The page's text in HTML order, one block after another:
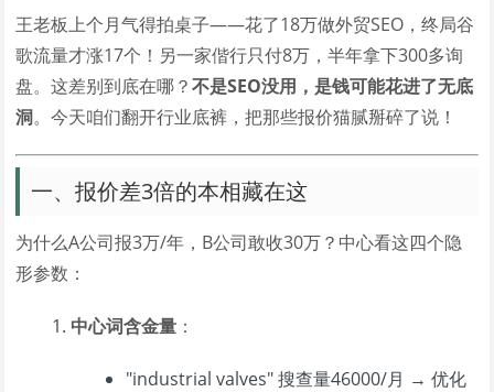
王老板上个月气得拍桌子——花了18万做外贸SEO，终局谷
歌流量才涨17个！另一家偕行只付8万，半年拿下300多询
盘。这差别到底在哪？不是SEO没用，是钱可能花进了无底
洞。今天咱们翻开行业底裤，把那些报价猫腻掰碎了说！
一、报价差3倍的本相藏在这
为什么A公司报3万/年，B公司敢收30万？中心看这四个隐
形参数：
中心词含金量 ：
"industrial valves" 搜查量46000/月 → 优化